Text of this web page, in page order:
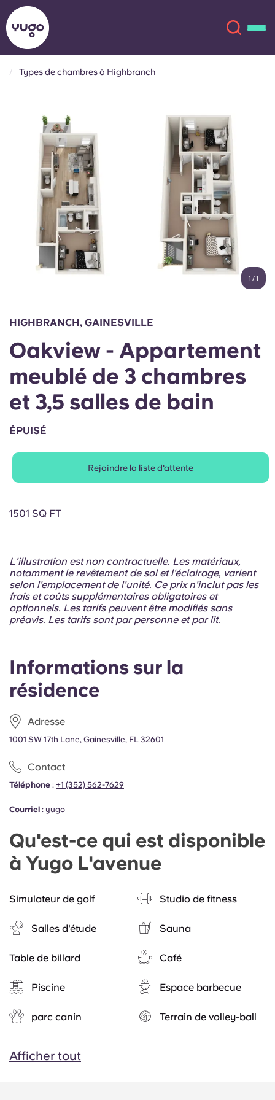
Lieux
Plus
Compte Langue
Chinese
Español
Deutsch
Italian
Portuguese
Se connecter
Chinese Español
Català Deutsch
Italian French
Portuguese
Types de chambres à Highbranch
1 /1
Informations sur la
résidence
Adresse
1001 SW 17th Lane, Gainesville, FL 32601
Contact
Téléphone : +1 (352) 562-7629
Courriel : yugo
Qu'est-ce qui est disponible
à Yugo L'avenue
Simulateur de golf Studio de fitness
Salles d'étude Sauna
Table de billard Café
Piscine Espace barbecue
parc canin Terrain de volley-ball
Afficher tout
HIGHBRANCH, GAINESVILLE
Oakview - Appartement
meublé de 3 chambres
et 3,5 salles de bain
ÉPUISÉ
Rejoindre la liste d'attente
1501 SQ FT
L'illustration est non contractuelle. Les matériaux,
notamment le revêtement de sol et l'éclairage, varient
selon l'emplacement de l'unité. Ce prix n'inclut pas les
frais et coûts supplémentaires obligatoires et
optionnels. Les tarifs peuvent être modifiés sans
préavis. Les tarifs sont par personne et par lit.